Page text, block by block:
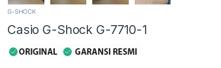
G-SHOCK
Casio G-Shock G-7710-1